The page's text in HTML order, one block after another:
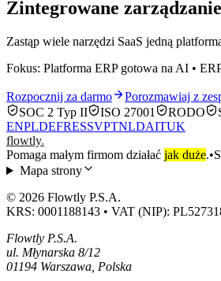
Zintegrowane
Zastąp wiele narzędzi SaaS jedną
Fokus: Platforma ERP gotowa na AI •
Rozpocznij za darmo
Porozmawiaj z
SOC 2 Typ II
ISO 27001 RODO
ENPLDEFRESSVPTNLDAITUK
flowtly.
Pomaga małym firmom działać jak duże.•
Mapa strony
© 2026 Flowtly P.S.A.
KRS: 0001188143 • VAT (NIP):
Flowtly P.S.A.
ul. Młynarska 8/12
01194 Warszawa, Polska